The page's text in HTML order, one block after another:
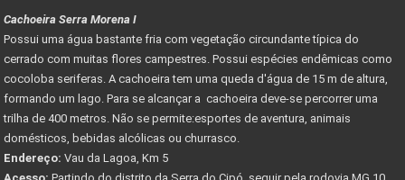
Cachoeira Serra Morena I
Possui uma água bastante fria com vegetação circundante típica do
cerrado com muitas flores campestres. Possui espécies endêmicas como
cocoloba seriferas. A cachoeira tem uma queda d'água de 15 m de altura,
formando um lago. Para se alcançar a cachoeira deve-se percorrer uma
trilha de 400 metros. Não se permite:esportes de aventura, animais
domésticos, bebidas alcólicas ou churrasco.
Endereço: Vau da Lagoa, Km 5